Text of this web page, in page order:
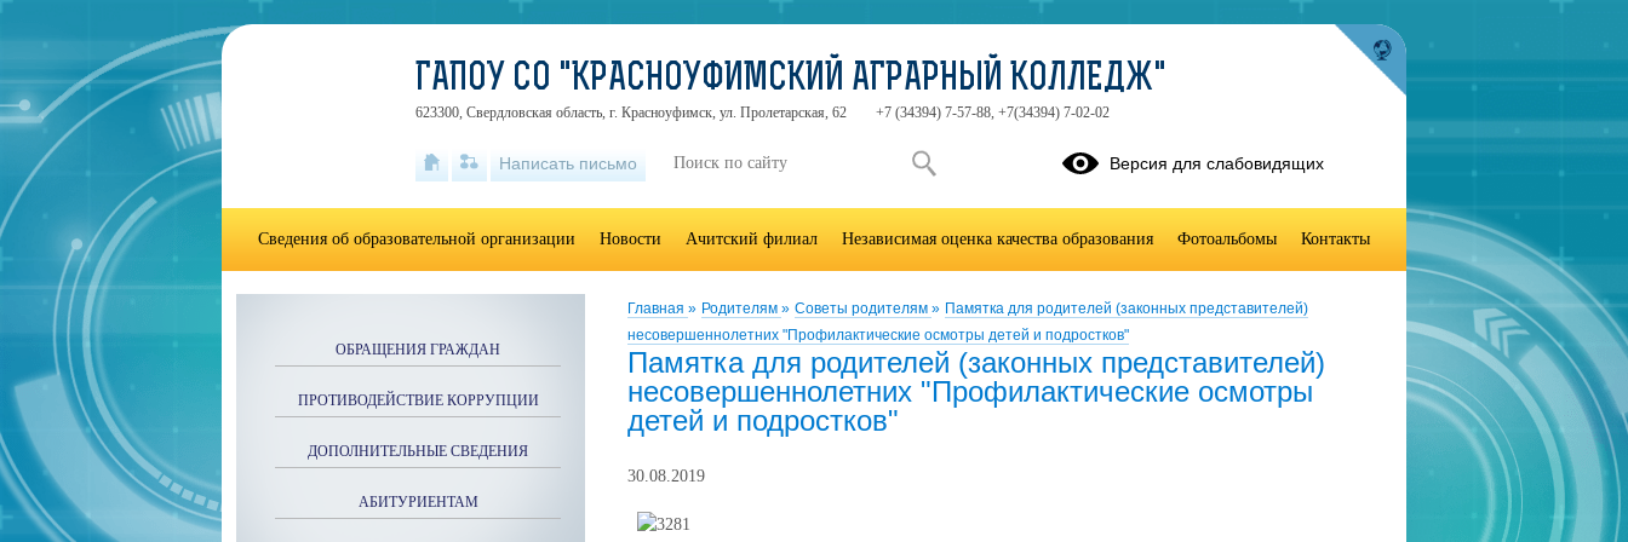
Главная » Родителям » Советы родителям » Памятка для родителей (законных представителей)
несовершеннолетних "Профилактические осмотры детей и подростков"
Памятка для родителей (законных представителей)
несовершеннолетних "Профилактические осмотры
детей и подростков"
30.08.2019
ОБРАЩЕНИЯ ГРАЖДАН
ПРОТИВОДЕЙСТВИЕ КОРРУПЦИИ
ДОПОЛНИТЕЛЬНЫЕ СВЕДЕНИЯ
АБИТУРИЕНТАМ
ГАПОУ СО "КРАСНОУФИМСКИЙ АГРАРНЫЙ КОЛЛЕДЖ"
623300, Свердловская область, г. Красноуфимск, ул. Пролетарская, 62 +7 (34394) 7-57-88, +7(34394) 7-02-02
Написать письмо Версия для слабовидящих
Сведения об образовательной организации Новости Ачитский филиал Независимая оценка качества образования Фотоальбомы Контакты